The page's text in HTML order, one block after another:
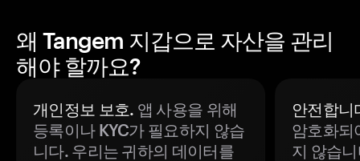
왜 Tangem 지갑으로 자산을 관리
해야 할까요?
개인정보 보호. 앱 사용을 위해
등록이나 KYC가 필요하지 않습
니다. 우리는 귀하의 데이터를
안전합니
암호화되
지 않습